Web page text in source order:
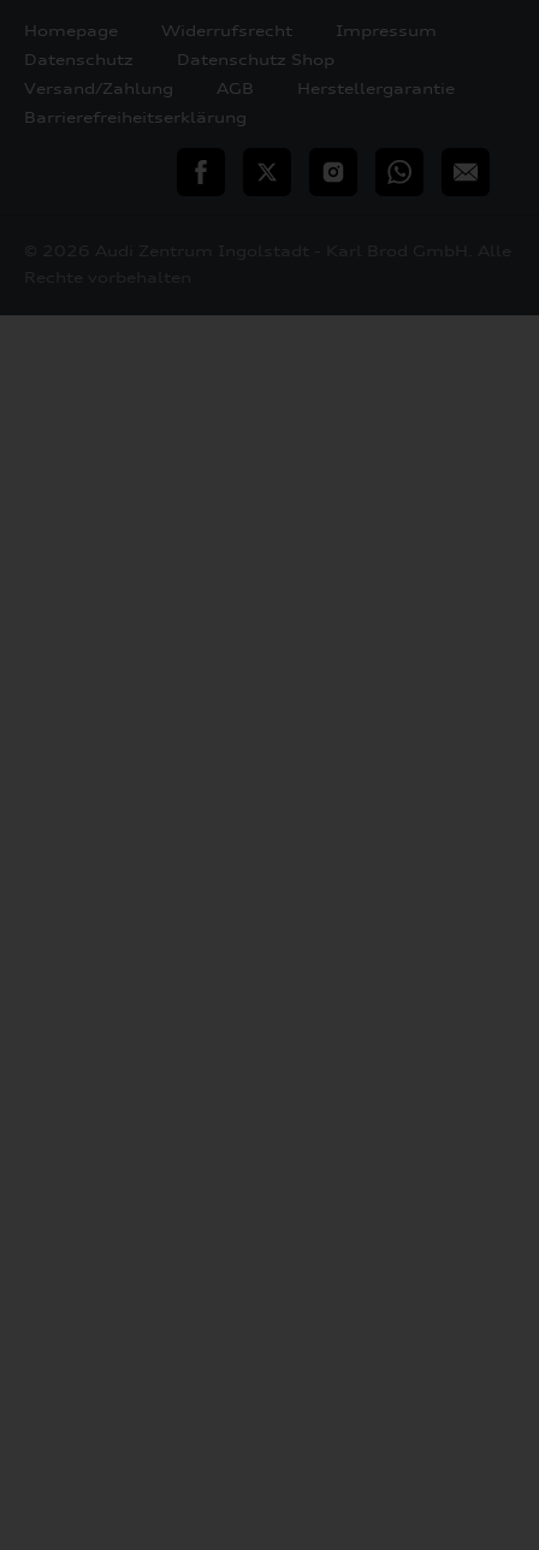
Homepage Widerrufsrecht
Impressum
Datenschutz
Datenschutz Shop
Versand/Zahlung
AGB
Herstellergarantie
Barrierefreiheitserklärung
teilen Twitter InstagramWhatsApp
E-